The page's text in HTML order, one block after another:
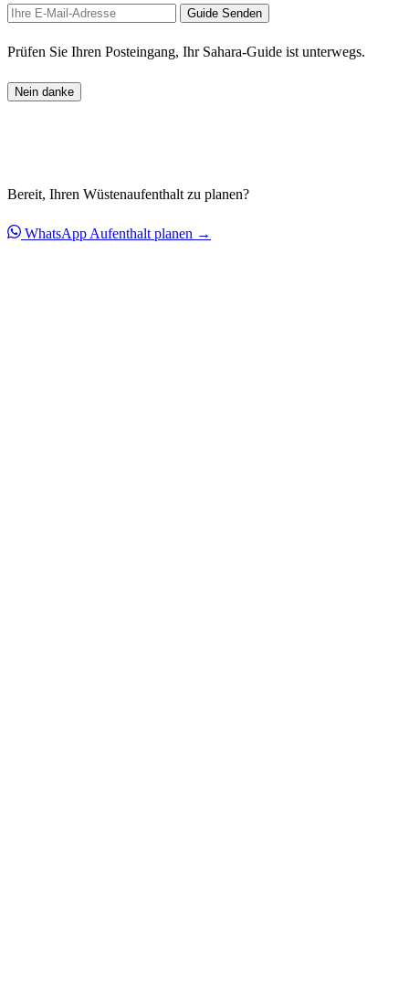
Guide Senden
Prüfen Sie Ihren Posteingang, Ihr Sahara-Guide ist unterwegs.
Nein danke
Bereit, Ihren Wüstenaufenthalt zu planen?
WhatsApp Aufenthalt planen →